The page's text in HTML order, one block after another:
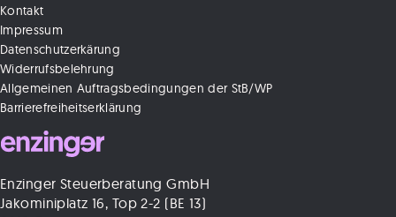
Enzinger Steuerberatung GmbH
Jakominiplatz 16, Top 2-2 (BE 13)
Kontakt
Impressum
Datenschutzerkärung
Widerrufsbelehrung
Allgemeinen Auftragsbedingungen der StB/WP
Barrierefreiheitserklärung